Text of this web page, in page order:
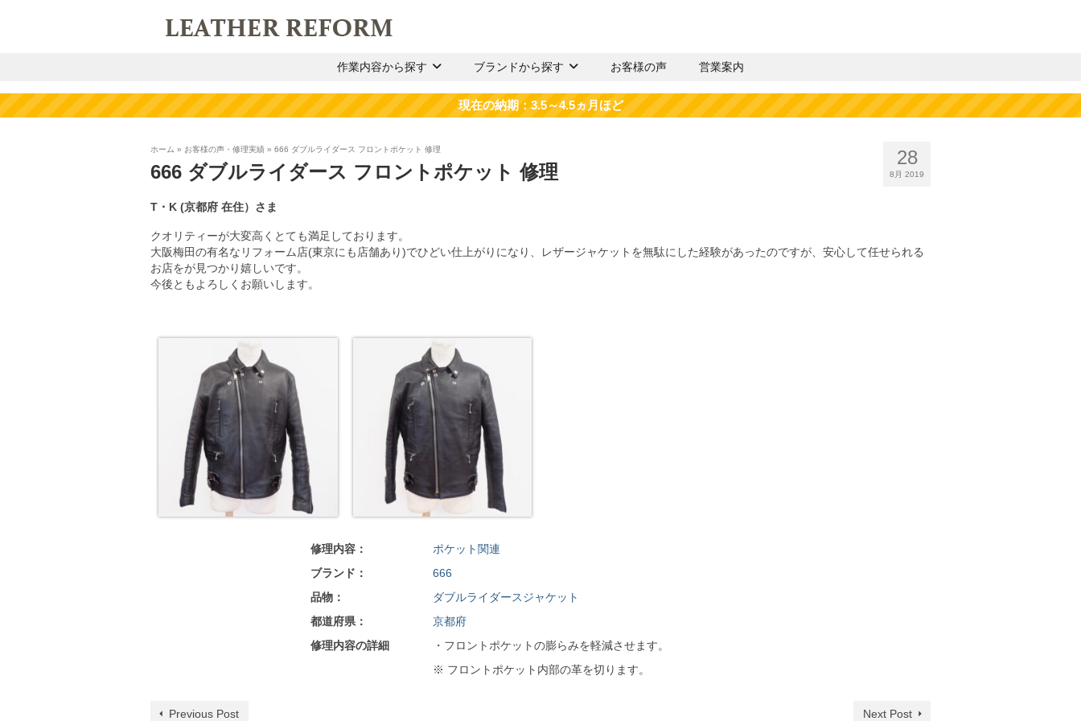
作業内容から探す ブランドから探す お客様の声 営業案内
28
8月 2019
ホーム » お客様の声・修理実績 » 666 ダブルライダース フロントポケット 修理
666 ダブルライダース フロントポケット 修理
T・K (京都府 在住） さま
クオリティーが大変高くとても満足しております。
大阪梅田の有名なリフォーム店(東京にも店舗あり)でひどい仕上がりになり、レザージャケットを無駄にした経験があったのですが、安心して任せられる
お店をが見つかり嬉しいです。
今後ともよろしくお願いします。
修理内容：
ポケット関連
ブランド：
666
品物：
ダブルライダースジャケット
都道府県：
京都府
修理内容の詳細
・フロントポケットの膨らみを軽減させます。
※ フロントポケット内部の革を切ります。
Previous Post Next Post